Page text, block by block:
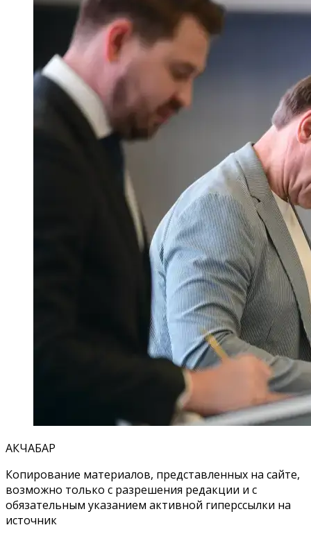
АКЧАБАР
Копирование материалов, представленных на сайте,
возможно только с разрешения редакции и с
обязательным указанием активной гиперссылки на
источник